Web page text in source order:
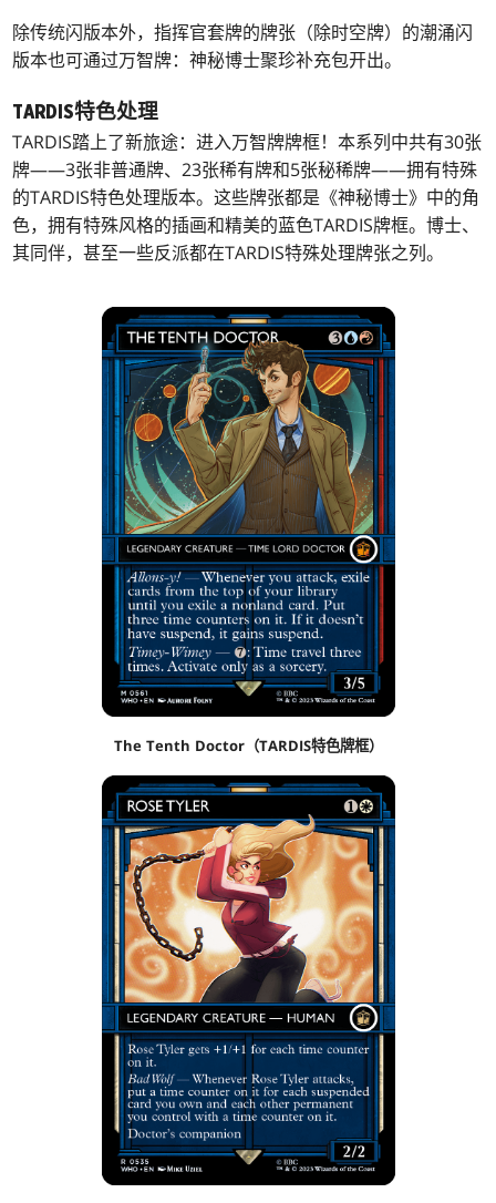
除传统闪版本外，指挥官套牌的牌张（除时空牌）的潮涌闪
版本也可通过万智牌：神秘博士聚珍补充包开出。
TARDIS特色处理
TARDIS踏上了新旅途：进入万智牌牌框！本系列中共有30张
牌——3张非普通牌、23张稀有牌和5张秘稀牌——拥有特殊
的TARDIS特色处理版本。这些牌张都是《神秘博士》中的角
色，拥有特殊风格的插画和精美的蓝色TARDIS牌框。博士、
其同伴，甚至一些反派都在TARDIS特殊处理牌张之列。
The Tenth Doctor（TARDIS特色牌框）